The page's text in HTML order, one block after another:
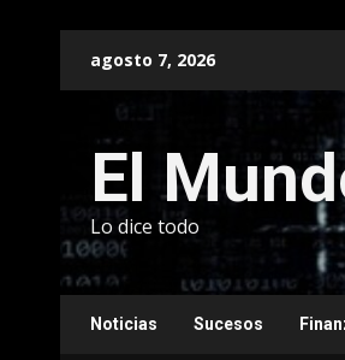
agosto 7, 2026
El
Lo dice todo
Noticias Sucesos